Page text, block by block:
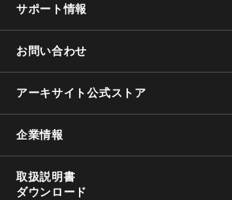
サポート情報
お問い合わせ
アーキサイト公式ストア
企業情報
取扱説明書
ダウンロード